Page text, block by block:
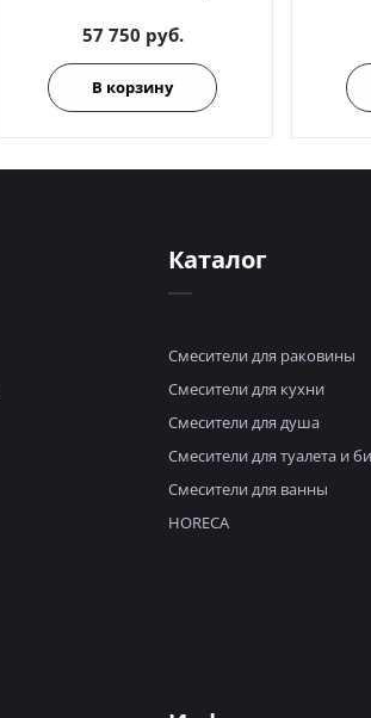
57 750 руб.
В корзину
Каталог
Смесители для раковины
Смесители для кухни
Смесители для душа
Смесители для туалета и
Смесители для ванны
HORECA